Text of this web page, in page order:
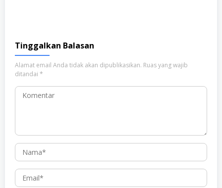
Tinggalkan Balasan
Alamat email Anda tidak akan dipublikasikan. Ruas yang wajib
ditandai *